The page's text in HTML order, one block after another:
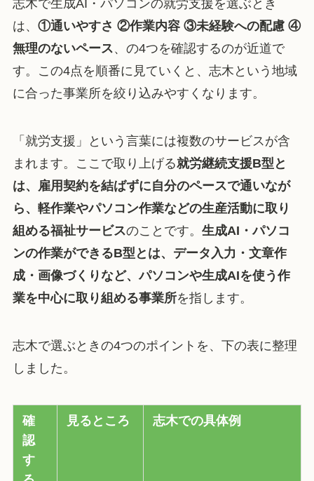
志木で生成AI・パソコンの就労支援を選ぶとき
は、 ①通いやすさ ②作業内容 ③未経験への配慮 ④
無理のないペース、の4つを確認するのが近道で
す。この4点を順番に見ていくと、志木という地域
に合った事業所を絞り込みやすくなります。
「就労支援」という言葉には複数のサービスが含
まれます。ここで取り上げる就労継続支援B型と
は、雇用契約を結ばずに自分のペースで通いなが
ら、軽作業やパソコン作業などの生産活動に取り
組める福祉サービスのことです。 生成AI・パソコ
ンの作業ができるB型とは、データ入力・文章作
成・画像づくりなど、パソコンや生成AIを使う作
業を中心に取り組める事業所を指します。
志木で選ぶときの4つのポイントを、下の表に整理
しました。
確
認
す
見るところ 志木での具体例